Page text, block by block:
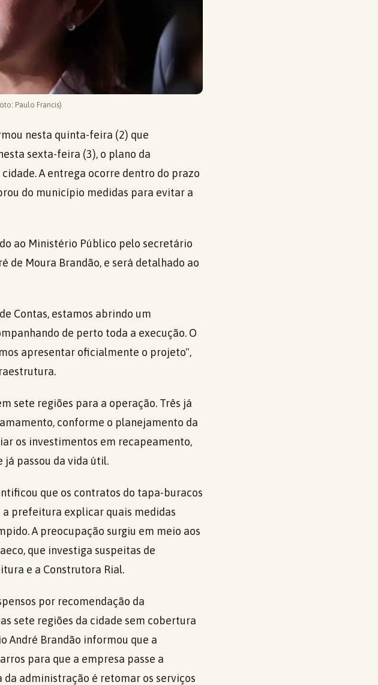
Paulo Francis)
nesta quinta-feira (2) que
sexta-feira (3), o plano da
A entrega ocorre dentro do prazo
do município medidas para evitar a
ao Ministério Público pelo secretário
de Moura Brandão, e será detalhado ao
Contas, estamos abrindo um
de perto toda a execução. O
apresentar oficialmente o projeto",
sete regiões para a operação. Três já
conforme o planejamento da
os investimentos em recapeamento,
já passou da vida útil.
que os contratos do tapa-buracos
a prefeitura explicar quais medidas
A preocupação surgiu em meio aos
que investiga suspeitas de
e a Construtora Rial.
por recomendação da
sete regiões da cidade sem cobertura
André Brandão informou que a
para que a empresa passe a
administração é retomar os serviços